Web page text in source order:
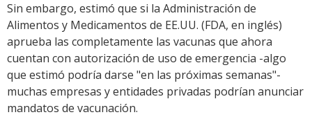
Sin embargo, estimó que si la Administración de
Alimentos y Medicamentos de EE.UU. (FDA, en inglés)
aprueba las completamente las vacunas que ahora
cuentan con autorización de uso de emergencia -algo
que estimó podría darse "en las próximas semanas"-
muchas empresas y entidades privadas podrían anunciar
mandatos de vacunación.